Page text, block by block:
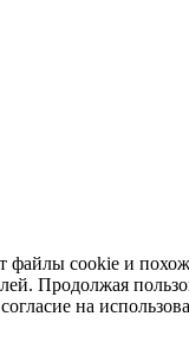
файлы cookie и
Продолжая
на